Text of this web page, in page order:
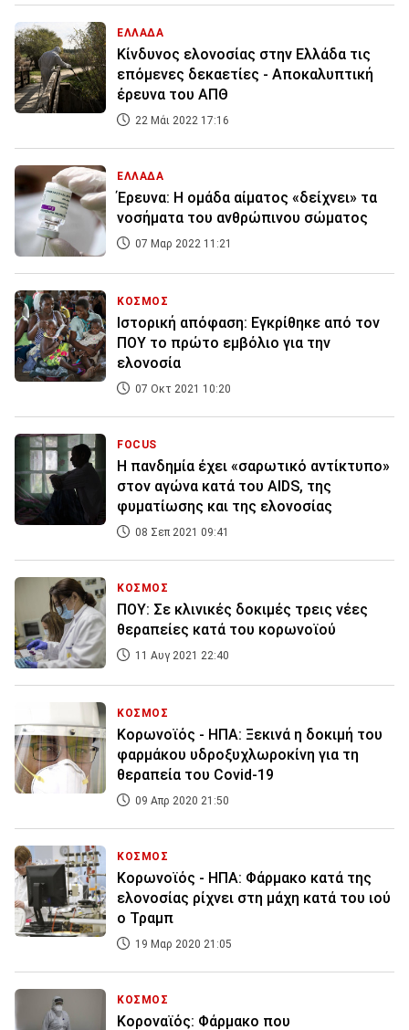
ΕΛΛΑΔΑ
Κίνδυνος ελονοσίας στην Ελλάδα τις
επόμενες δεκαετίες - Αποκαλυπτική
έρευνα του ΑΠΘ
22 Μάι 2022 17:16
ΕΛΛΑΔΑ
Έρευνα: Η ομάδα αίματος «δείχνει» τα
νοσήματα του ανθρώπινου σώματος
07 Μαρ 2022 11:21
ΚΟΣΜΟΣ
Ιστορική απόφαση: Εγκρίθηκε από τον
ΠΟΥ το πρώτο εμβόλιο για την
ελονοσία
07 Οκτ 2021 10:20
FOCUS
Η πανδημία έχει «σαρωτικό αντίκτυπο»
στον αγώνα κατά του AIDS, της
φυματίωσης και της ελονοσίας
08 Σεπ 2021 09:41
ΚΟΣΜΟΣ
ΠΟΥ: Σε κλινικές δοκιμές τρεις νέες
θεραπείες κατά του κορωνοϊού
11 Αυγ 2021 22:40
ΚΟΣΜΟΣ
Κορωνοϊός - ΗΠΑ: Ξεκινά η δοκιμή του
φαρμάκου υδροξυχλωροκίνη για τη
θεραπεία του Covid-19
09 Απρ 2020 21:50
ΚΟΣΜΟΣ
Κορωνοϊός - ΗΠΑ: Φάρμακο κατά της
ελονοσίας ρίχνει στη μάχη κατά του ιού
ο Τραμπ
19 Μαρ 2020 21:05
ΚΟΣΜΟΣ
Κοροναϊός: Φάρμακο που